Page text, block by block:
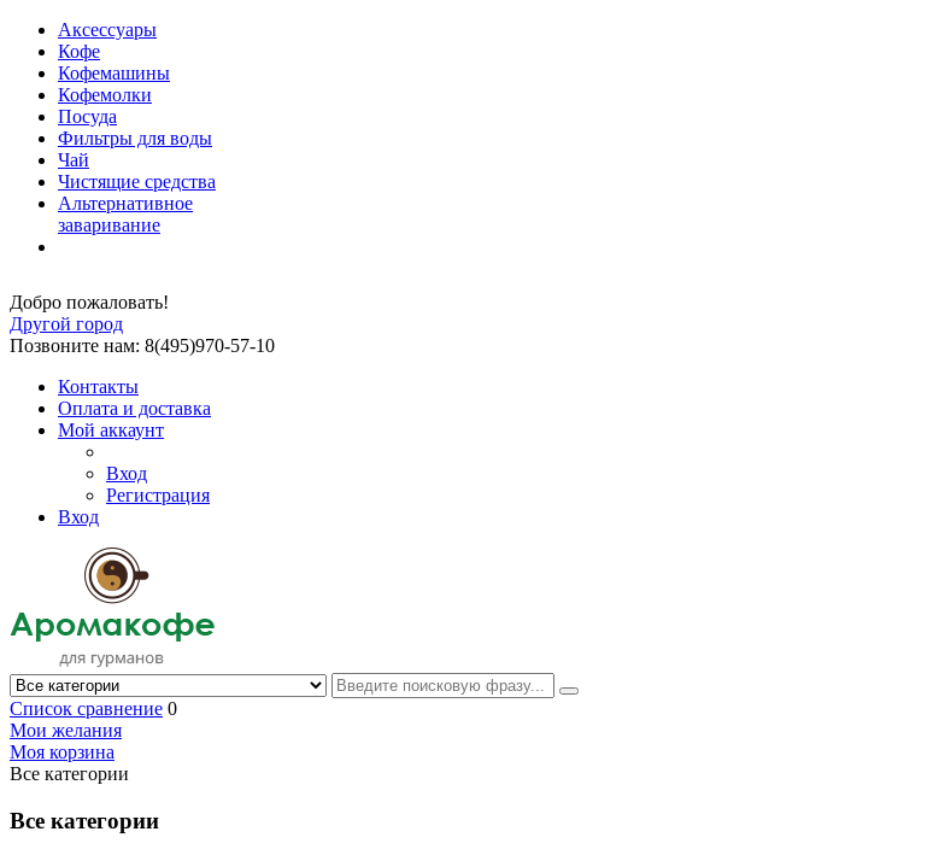
Аксессуары
Кофе
Кофемашины
Кофемолки
Посуда
Фильтры для воды
Чай
Чистящие средства
Альтернативное
заваривание
Добро пожаловать!
Другой город
Позвоните нам: 8(495)970-57-10
Контакты
Оплата и доставка
Мой аккаунт
Вход
Регистрация
Вход
Список сравнение 0
Мои желания
Моя корзина
Все категории
Все категории